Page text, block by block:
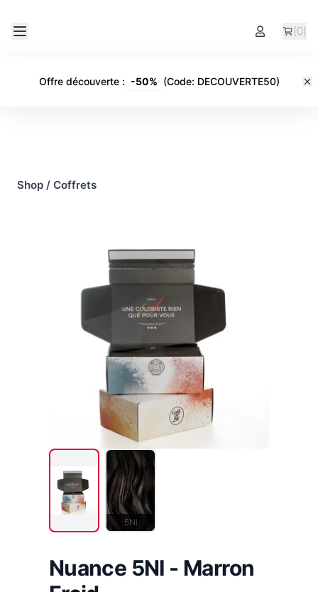
(0)
Offre découverte: -50% (Code: DECOUVERTE50)
Shop / Coffrets
5NI
Nuance 5NI - Marron